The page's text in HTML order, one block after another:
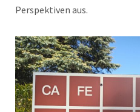
Perspektiven aus.